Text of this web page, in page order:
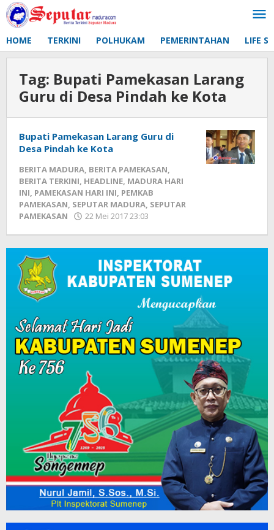
Lewati
ke
HOME TERKINI POLHUKAM PEMERINTAHAN LIFE
Tag: Bupati Pamekasan Larang
Guru di Desa Pindah ke Kota
Bupati Pamekasan Larang Guru di
Desa Pindah ke Kota
BERITA MADURA, BERITA PAMEKASAN,
BERITA TERKINI, HEADLINE, MADURA HARI
INI, PAMEKASAN HARI INI, PEMKAB
PAMEKASAN, SEPUTAR MADURA, SEPUTAR
PAMEKASAN
22 Mei 2017 23:03